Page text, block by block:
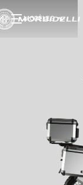
MODÈLES